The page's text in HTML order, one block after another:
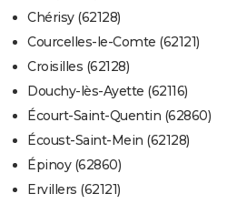
Chérisy (62128)
Courcelles-le-Comte (62121)
Croisilles (62128)
Douchy-lès-Ayette (62116)
Écourt-Saint-Quentin (62860)
Écoust-Saint-Mein (62128)
Épinoy (62860)
Ervillers (62121)